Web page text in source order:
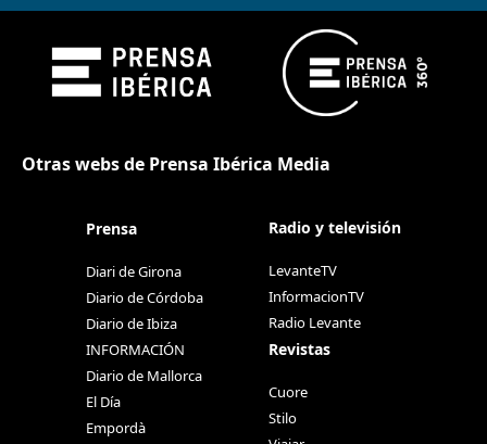
Otras webs de Prensa Ibérica Media
Prensa
Diari de Girona
Diario de Córdoba
Diario de Ibiza
INFORMACIÓN
Diario de Mallorca
El Día
Empordà
Radio y televisión
LevanteTV
InformacionTV
Radio Levante
Revistas
Cuore
Stilo